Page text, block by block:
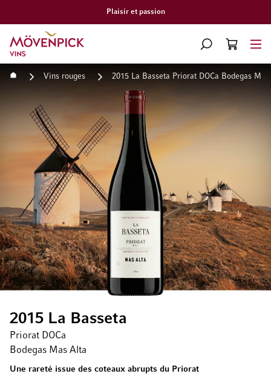
Plaisir et passion
Aller à la page d'accueil
CHERCHERPANIERMinicart
Accueil Vins rouges 2015 La Basseta Priorat DOCa Bodegas
2015 La Basseta
Priorat DOCa
Bodegas Mas Alta
Une rareté issue des coteaux abrupts du Priorat
Passer à la fin de la galerie d’images